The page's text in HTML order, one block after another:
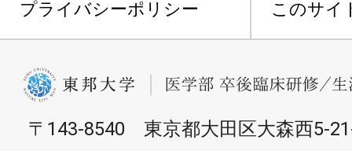
プライバシーポリシー このサイ
〒143-8540 東京都大田区大森西5-